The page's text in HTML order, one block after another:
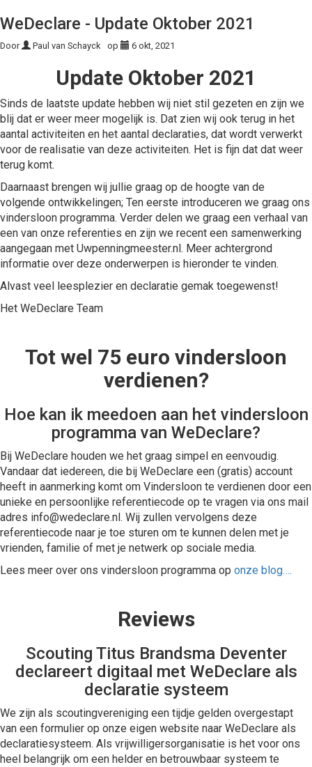
WeDeclare - Update Oktober 2021
Door Paul van Schayck op 6 okt, 2021
Update Oktober 2021
Sinds de laatste update hebben wij niet stil gezeten en zijn we
blij dat er weer meer mogelijk is. Dat zien wij ook terug in het
aantal activiteiten en het aantal declaraties, dat wordt verwerkt
voor de realisatie van deze activiteiten. Het is fijn dat dat weer
terug komt.
Daarnaast brengen wij jullie graag op de hoogte van de
volgende ontwikkelingen; Ten eerste introduceren we graag ons
vindersloon programma. Verder delen we graag een verhaal van
een van onze referenties en zijn we recent een samenwerking
aangegaan met Uwpenningmeester.nl. Meer achtergrond
informatie over deze onderwerpen is hieronder te vinden.
Alvast veel leesplezier en declaratie gemak toegewenst!
Het WeDeclare Team
Tot wel 75 euro vindersloon
verdienen?
Hoe kan ik meedoen aan het vindersloon
programma van WeDeclare?
Bij WeDeclare houden we het graag simpel en eenvoudig.
Vandaar dat iedereen, die bij WeDeclare een (gratis) account
heeft in aanmerking komt om Vindersloon te verdienen door een
unieke en persoonlijke referentiecode op te vragen via ons mail
adres info@wedeclare.nl. Wij zullen vervolgens deze
referentiecode naar je toe sturen om te kunnen delen met je
vrienden, familie of met je netwerk op sociale media.
Lees meer over ons vindersloon programma op onze blog….
Reviews
Scouting Titus Brandsma Deventer
declareert digitaal met WeDeclare als
declaratie systeem
We zijn als scoutingvereniging een tijdje gelden overgestapt
van een formulier op onze eigen website naar WeDeclare als
declaratiesysteem. Als vrijwilligersorganisatie is het voor ons
heel belangrijk om een helder en betrouwbaar systeem te